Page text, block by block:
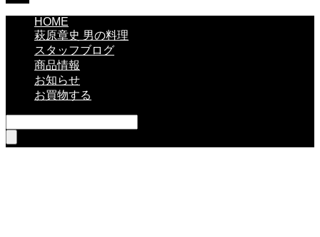
HOME
萩原章史 男の料理
スタッフブログ
商品情報
お知らせ
お買物する